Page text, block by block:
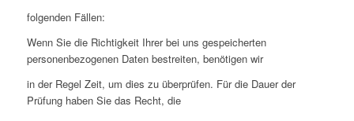
folgenden Fällen:
Wenn Sie die Richtigkeit Ihrer bei uns gespeicherten
personenbezogenen Daten bestreiten, benötigen wir
in der Regel Zeit, um dies zu überprüfen. Für die Dauer der
Prüfung haben Sie das Recht, die